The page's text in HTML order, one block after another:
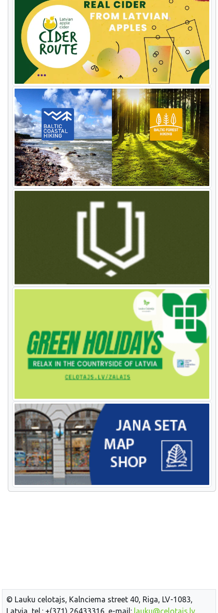
© Lauku celotajs, Kalnciema street 40, Riga, LV-1083,
Latvia, tel.: +(371) 26433316, e-mail: lauku@celotajs.lv